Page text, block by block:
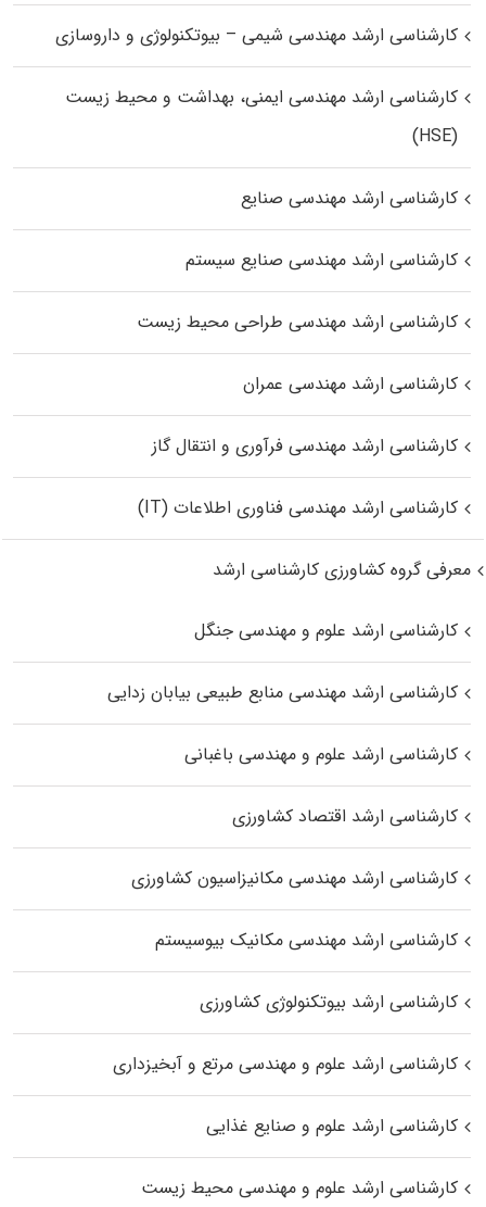
کارشناسی ارشد مهندسی شیمی – بیوتکنولوژی و داروسازی
کارشناسی ارشد مهندسی ایمنی، بهداشت و محیط زیست
(HSE)
کارشناسی ارشد مهندسی صنایع
کارشناسی ارشد مهندسی صنایع سیستم
کارشناسی ارشد مهندسی طراحی محیط زیست
کارشناسی ارشد مهندسی عمران
کارشناسی ارشد مهندسی فرآوری و انتقال گاز
کارشناسی ارشد مهندسی فناوری اطلاعات (IT)
معرفی گروه کشاورزی کارشناسی ارشد
کارشناسی ارشد علوم و مهندسی جنگل
کارشناسی ارشد مهندسی منابع طبیعی بیابان زدایی
کارشناسی ارشد علوم و مهندسی باغبانی
کارشناسی ارشد اقتصاد کشاورزی
کارشناسی ارشد مهندسی مکانیزاسیون کشاورزی
کارشناسی ارشد مهندسی مکانیک بیوسیستم
کارشناسی ارشد بیوتکنولوژی کشاورزی
کارشناسی ارشد علوم و مهندسی مرتع و آبخیزداری
کارشناسی ارشد علوم و صنایع غذایی
کارشناسی ارشد علوم و مهندسی محیط زیست